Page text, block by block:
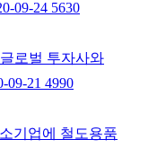
09-24 5630
로벌 투자사와
09-21 4990
기업에 철도용품